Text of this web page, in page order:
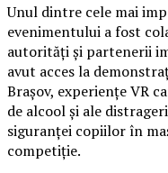
Unul dintre cele mai
evenimentului a fost
autorități și partenerii
avut acces la
Brașov, experiențe VR
de alcool și ale
siguranței copiilor în
competiție.